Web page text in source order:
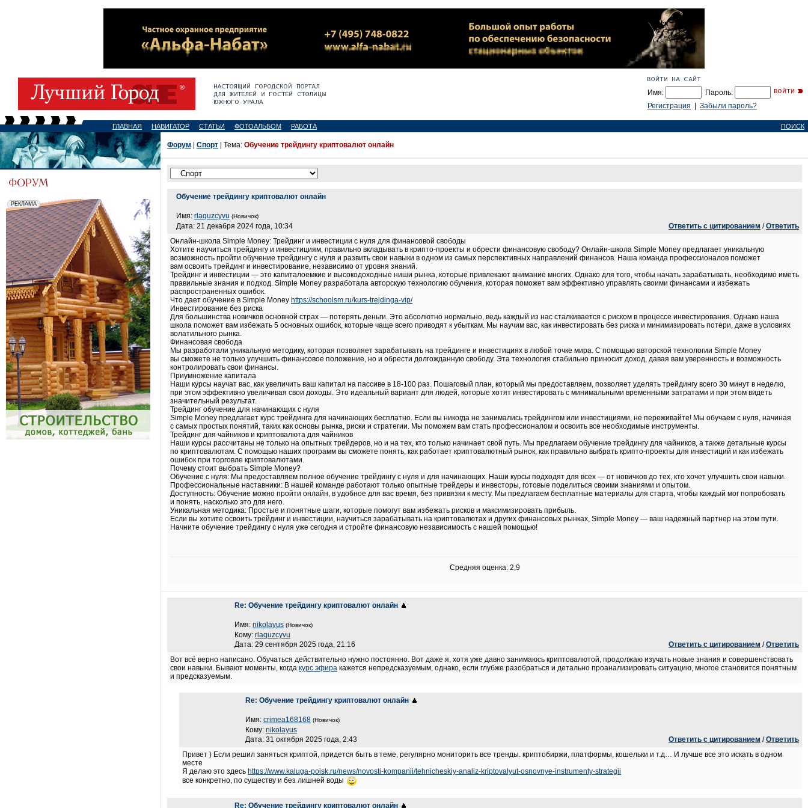
Имя:
Пароль:
Регистрация
Забыли пароль?
ГЛАВНАЯ НАВИГАТОР СТАТЬИ ФОТОАЛЬБОМ РАБОТА ПОИСК
Форум Спорт | Тема: Обучение трейдингу криптовалют онлайн
Обучение трейдингу криптовалют онлайн
Имя: rlaquzcyvu (Новичок)
Дата: 21 декабря 2024 года, 10:34 Ответить с цитированием /Ответить
Онлайн-школа Simple Money: Трейдинг и инвестиции с нуля для финансовой свободы
Хотите научиться трейдингу и инвестициям, правильно вкладывать в крипто-проекты и обрести финансовую свободу? Онлайн-школа Simple Money предлагает уникальную
возможность пройти обучение трейдингу с нуля и развить свои навыки в одном из самых перспективных направлений финансов. Наша команда профессионалов поможет
вам освоить трейдинг и инвестирование, независимо от уровня знаний.
Трейдинг и инвестиции — это капиталоемкие и высокодоходные ниши рынка, которые привлекают внимание многих. Однако для того, чтобы начать зарабатывать, необходимо иметь
правильные знания и подход. Simple Money разработала авторскую технологию обучения, которая поможет вам эффективно управлять своими финансами и избежать
распространенных ошибок.
Что дает обучение в Simple Money https://schoolsm.ru/kurs-trejdinga-vip/
Инвестирование без риска
Для большинства новичков основной страх — потерять деньги. Это абсолютно нормально, ведь каждый из нас сталкивается с риском в процессе инвестирования. Однако наша
школа поможет вам избежать 5 основных ошибок, которые чаще всего приводят к убыткам. Мы научим вас, как инвестировать без риска и минимизировать потери, даже в условиях
волатильного рынка.
Финансовая свобода
Мы разработали уникальную методику, которая позволяет зарабатывать на трейдинге и инвестициях в любой точке мира. С помощью авторской технологии Simple Money
вы сможете не только улучшить финансовое положение, но и обрести долгожданную свободу. Эта технология стабильно приносит доход, давая вам уверенность и возможность
контролировать свои финансы.
Приумножение капитала
Наши курсы научат вас, как увеличить ваш капитал на пассиве в 18-100 раз. Пошаговый план, который мы предоставляем, позволяет уделять трейдингу всего 30 минут в неделю,
при этом эффективно увеличивая свои доходы. Это идеальный вариант для людей, которые хотят инвестировать с минимальными временными затратами и при этом видеть
значительный результат.
Трейдинг обучение для начинающих с нуля
Simple Money предлагает курс трейдинга для начинающих бесплатно. Если вы никогда не занимались трейдингом или инвестициями, не переживайте! Мы обучаем с нуля, начиная
с самых простых понятий, таких как основы рынка, риски и стратегии. Мы поможем вам стать профессионалом и освоить все необходимые инструменты.
Трейдинг для чайников и криптовалюта для чайников
Наши курсы рассчитаны не только на опытных трейдеров, но и на тех, кто только начинает свой путь. Мы предлагаем обучение трейдингу для чайников, а также детальные курсы
по криптовалютам. С помощью наших программ вы сможете понять, как работает криптовалютный рынок, как правильно выбрать крипто-проекты для инвестиций и как избежать
ошибок при торговле криптовалютами.
Почему стоит выбрать Simple Money?
Обучение с нуля: Мы предоставляем полное обучение трейдингу с нуля и для начинающих. Наши курсы подходят для всех — от новичков до тех, кто хочет улучшить свои навыки.
Профессиональные наставники: В нашей команде работают только опытные трейдеры и инвесторы, готовые поделиться своими знаниями и опытом.
Доступность: Обучение можно пройти онлайн, в удобное для вас время, без привязки к месту. Мы предлагаем бесплатные материалы для старта, чтобы каждый мог попробовать
и понять, насколько это для него.
Уникальная методика: Простые и понятные шаги, которые помогут вам избежать рисков и максимизировать прибыль.
Если вы хотите освоить трейдинг и инвестиции, научиться зарабатывать на криптовалютах и других финансовых рынках, Simple Money — ваш надежный партнер на этом пути.
Начните обучение трейдингу с нуля уже сегодня и стройте финансовую независимость с нашей помощью!
Средняя оценка: 2,9
Re: Обучение трейдингу криптовалют онлайн
Имя: nikolayus (Новичок)
Кому: rlaquzcyvu
Дата: 29 сентября 2025 года, 21:16
Ответить с цитированием /Ответить
Вот всё верно написано. Обучаться действительно нужно постоянно. Вот даже я, хотя уже давно занимаюсь криптовалютой, продолжаю изучать новые знания и совершенствовать
свои навыки. Бывают моменты, когда курс эфира кажется непредсказуемым, однако, если глубже разобраться и детально проанализировать ситуацию, многое становится понятным
и предсказуемым.
Re: Обучение трейдингу криптовалют онлайн
Имя: crimea168168 (Новичок)
Кому: nikolayus
Дата: 31 октября 2025 года, 2:43
Ответить с цитированием /Ответить
Привет ) Если решил заняться криптой, придется быть в теме, регулярно мониторить все тренды. криптобиржи, платформы, кошельки и т.д… И лучше все это искать в одном
месте
Я делаю это здесь https://www.kaluga-poisk.ru/news/novosti-kompanii/tehnicheskiy-analiz-kriptovalyut-osnovnye-instrumenty-strategii
все конкретно, по существу и без лишней воды
Re: Обучение трейдингу криптовалют онлайн